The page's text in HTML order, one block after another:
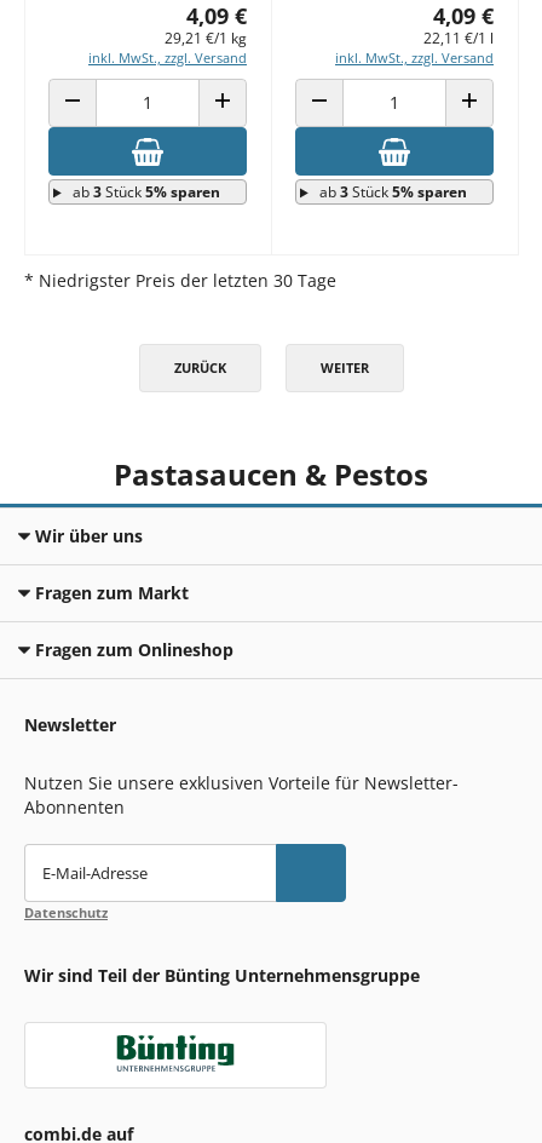
4,09 €
29,21 €/1 kg
inkl. MwSt., zzgl. Versand
ANZAHL VERRINGERN ANZAHL ERHÖHEN
ab3Stück5% sparen
4,09 €
22,11 €/1 l
inkl. MwSt., zzgl. Versand
ANZAHL VERRINGERN ANZAHL
ab3Stück5% sparen
* Niedrigster Preis der letzten 30 Tage
ZURÜCK WEITER
Pastasaucen & Pestos
Wir über uns
Fragen zum Markt
Fragen zum Onlineshop
Newsletter
Nutzen Sie unsere exklusiven Vorteile für Newsletter-
Abonnenten
E-Mail-Adresse
Datenschutz
Wir sind Teil der Bünting Unternehmensgruppe
combi.de auf